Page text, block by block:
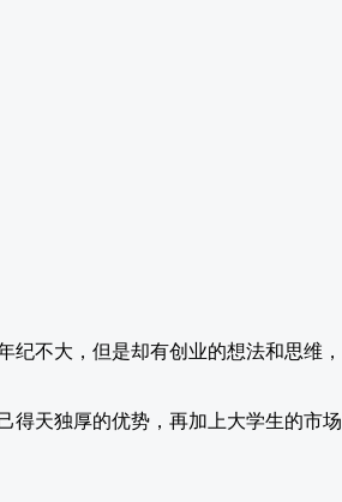
不大，但是却有创业的想法和思维，
得天独厚的优势，再加上大学生的市场